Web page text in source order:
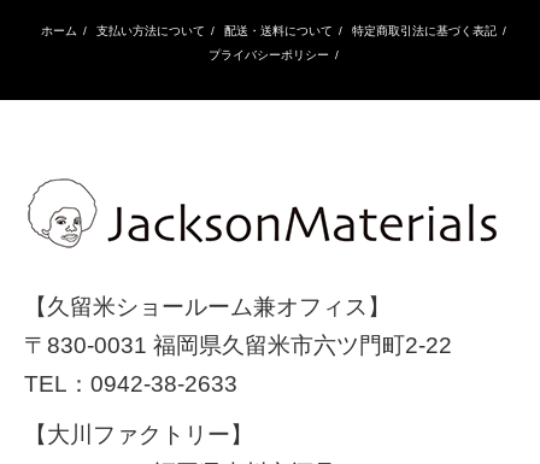
ホーム / 支払い方法について / 配送・送料について / 特定商取引法に基づく表記 /
プライバシーポリシー /
【久留米ショールーム兼オフィス】
〒830-0031 福岡県久留米市六ツ門町2-22
TEL： 0942-38-2633
【大川ファクトリー】